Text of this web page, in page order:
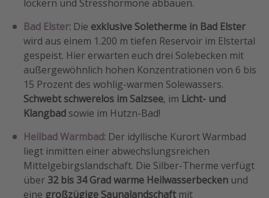
lockern und Stresshormone abbauen.
Bad Elster: Die exklusive Soletherme in Bad Elster
wird aus einem 1.200 m tiefen Reservoir im Elstertal
gespeist. Hier erwarten euch drei Solebecken mit
außergewöhnlich hohen Konzentrationen von 6 bis
15 Prozent des wohlig-warmen Solewassers.
Schwebt schwerelos im Salzsee, im Licht- und
Klangbad sowie im Hutzn-Bad!
Heilbad Warmbad: Der idyllische Kurort Warmbad
liegt inmitten einer abwechslungsreichen
Mittelgebirgslandschaft. Die Silber-Therme verfügt
über 32 bis 34 Grad warme Heilwasserbecken und
eine großzügige Saunalandschaftmit